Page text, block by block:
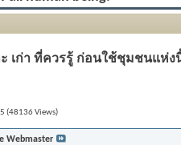
เก่า ที่ควรรู้ ก่อนใช้ชุมชนแห่ง
(48136 Views)
Webmaster